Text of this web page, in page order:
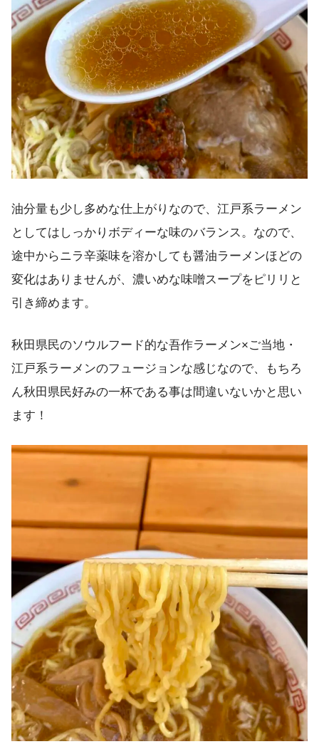
油分量も少し多めな仕上がりなので、江戸系ラーメン
としてはしっかりボディーな味のバランス。なので、
途中からニラ辛薬味を溶かしても醤油ラーメンほどの
変化はありませんが、濃いめな味噌スープをピリリと
引き締めます。
秋田県民のソウルフード的な吾作ラーメン×ご当地・
江戸系ラーメンのフュージョンな感じなので、もちろ
ん秋田県民好みの一杯である事は間違いないかと思い
ます！